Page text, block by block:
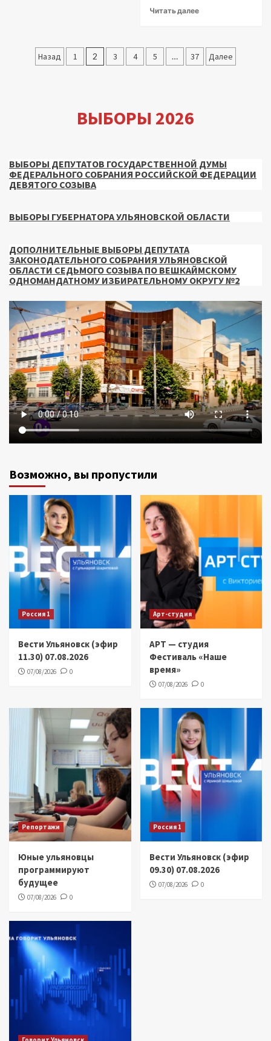
Читать далее
Пагинация
Назад 1 2 3 4 5 … 37 Далее
ВЫБОРЫ 2026
ВЫБОРЫ ДЕПУТАТОВ ГОСУДАРСТВЕННОЙ ДУМЫ
ФЕДЕРАЛЬНОГО СОБРАНИЯ РОССИЙСКОЙ ФЕДЕРАЦИИ
ДЕВЯТОГО СОЗЫВА
ВЫБОРЫ ГУБЕРНАТОРА УЛЬЯНОВСКОЙ ОБЛАСТИ
ДОПОЛНИТЕЛЬНЫЕ ВЫБОРЫ ДЕПУТАТА
ЗАКОНОДАТЕЛЬНОГО СОБРАНИЯ УЛЬЯНОВСКОЙ
ОБЛАСТИ СЕДЬМОГО СОЗЫВА ПО ВЕШКАЙМСКОМУ
ОДНОМАНДАТНОМУ ИЗБИРАТЕЛЬНОМУ ОКРУГУ №2
Возможно, вы пропустили
Россия 1
Вести Ульяновск (эфир
11.30) 07.08.2026
07/08/2026 0
Арт-студия
АРТ — студия
Фестиваль «Наше
время»
07/08/2026 0
Репортажи
Юные ульяновцы
программируют
будущее
07/08/2026 0
Россия 1
Вести Ульяновск (эфир
09.30) 07.08.2026
07/08/2026 0